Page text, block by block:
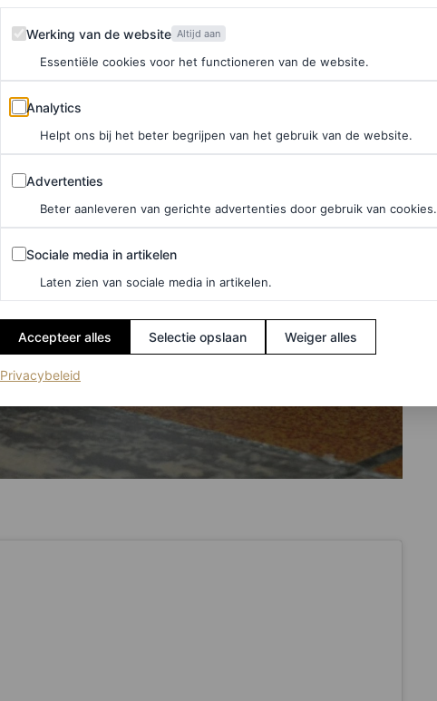
Werking van de website
Werking van de website Altijd aan
Essentiële cookies voor het functioneren van de website.
Analytics
Analytics
Helpt ons bij het beter begrijpen van het gebruik van de website.
Advertenties
Advertenties
Beter aanleveren van gerichte advertenties door gebruik van cookies.
Sociale media in artikelen
Sociale media in artikelen
Laten zien van sociale media in artikelen.
Accepteer alles Selectie opslaan Weiger alles
Privacybeleid